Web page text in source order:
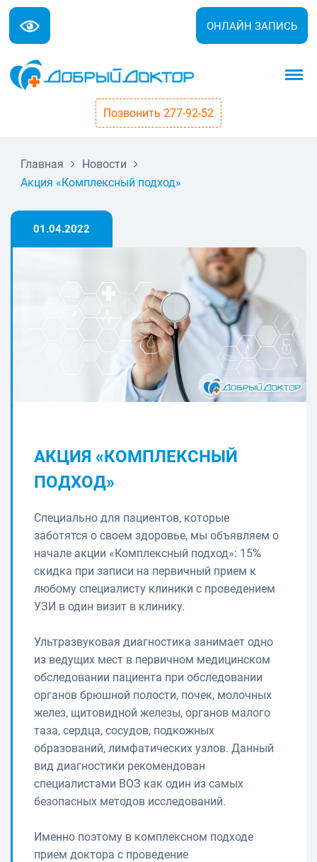
ОНЛАЙН ЗАПИСЬ
Позвонить 277-92-52
Главная
Новости
Акция «Комплексный подход»
01.04.2022
АКЦИЯ «КОМПЛЕКСНЫЙ
ПОДХОД»
Специально для пациентов, которые
заботятся о своем здоровье, мы объявляем о
начале акции «Комплексный подход»: 15%
скидка при записи на первичный прием к
любому специалисту клиники с проведением
УЗИ в один визит в клинику.
Ультразвуковая диагностика занимает одно
из ведущих мест в первичном медицинском
обследовании пациента при обследовании
органов брюшной полости, почек, молочных
желез, щитовидной железы, органов малого
таза, сердца, сосудов, подкожных
образований, лимфатических узлов. Данный
вид диагностики рекомендован
специалистами ВОЗ как один из самых
безопасных методов исследований.
Именно поэтому в комплексном подходе
прием доктора с проведение